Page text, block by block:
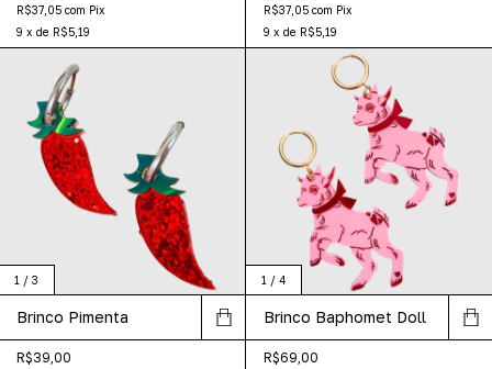
R$37,05 com Pix
9 x de R$5,19
R$37,05 com Pix
9 x de R$5,19
1 / 3
Brinco Pimenta
R$39,00
1 / 4
Brinco Baphomet Doll
R$69,00